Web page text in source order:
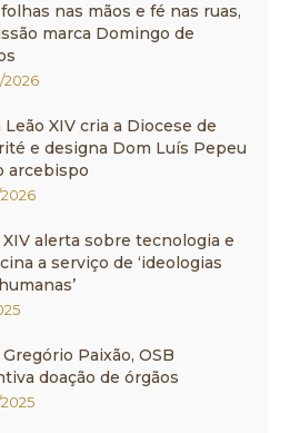
nas mãos e fé nas ruas,
marca Domingo de
2026
Leão XIV cria a Diocese de
e designa Dom Luís Pepeu
arcebispo
XIV alerta sobre tecnologia e
a serviço de ‘ideologias
Paixão, OSB
doação de órgãos